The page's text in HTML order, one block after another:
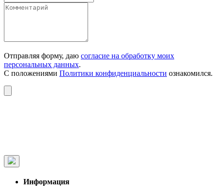
Отправляя форму, даю согласие на обработку моих
персональных данных.
С положениями Политики конфиденциальности ознакомился.
Информация